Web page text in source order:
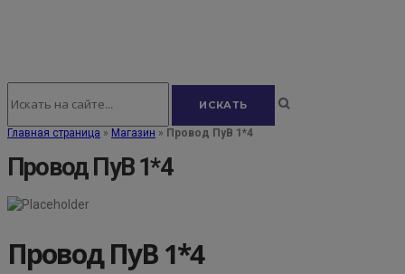
Главная страница » Магазин » Провод ПуВ 1*4
Провод ПуВ 1*4
Провод ПуВ 1*4